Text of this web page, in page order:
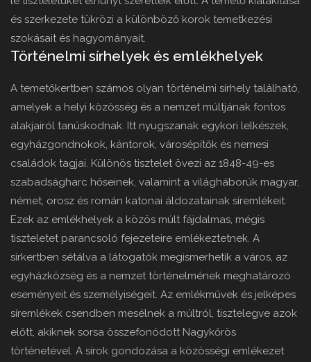
és szerkezete tükrözi a különböző korok temetkezési
szokásait és hagyományait.
Történelmi sírhelyek és emlékhelyek
A temetőkertben számos olyan történelmi sírhely található,
amelyek a helyi közösség és a nemzet múltjának fontos
alakjairól tanúskodnak. Itt nyugszanak egykori lelkészek,
egyházgondnokok, kántorok, városépítők és nemesi
családok tagjai. Különös tisztelet övezi az 1848-49-es
szabadságharc hőseinek, valamint a világháborúk magyar,
német, orosz és román katonai áldozatainak síremlékeit.
Ezek az emlékhelyek a közös múlt fájdalmas, mégis
tiszteletet parancsoló fejezeteire emlékeztetnek. A
sírkertben sétálva a látogatók megismerhetik a város, az
egyházközség és a nemzet történelmének meghatározó
eseményeit és személyiségeit. Az emlékművek és jelképes
síremlékek csendben mesélnek a múltról, tisztelegve azok
előtt, akiknek sorsa összefonódott Nagykőrös
történetével. A sírok gondozása a közösségi emlékezet